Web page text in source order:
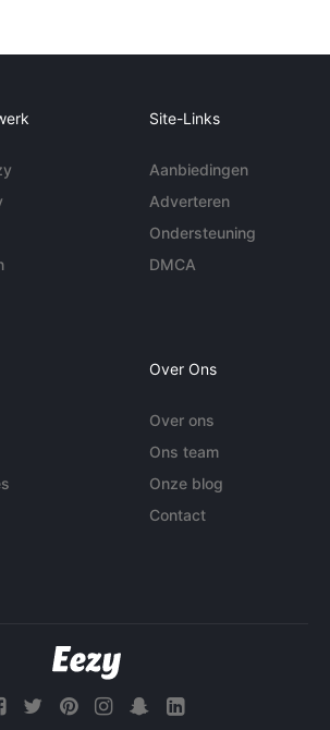
Site-Links
Aanbiedingen
Adverteren
Ondersteuning
DMCA
Over Ons
Over ons
Ons team
Onze blog
Contact